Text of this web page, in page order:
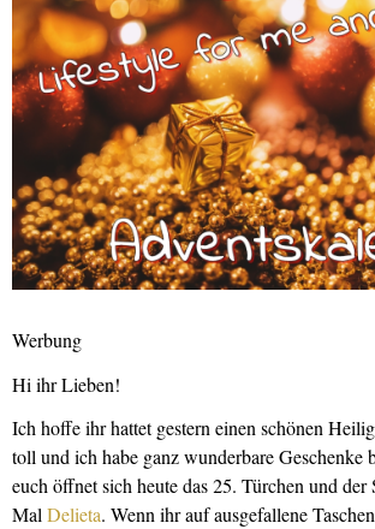
Werbung
Hi ihr Lieben!
Ich hoffe ihr hattet gestern einen schönen
toll und ich habe ganz wunderbare Geschenke
euch öffnet sich heute das 25. Türchen und der
MalDelieta. Wenn ihr auf ausgefallene